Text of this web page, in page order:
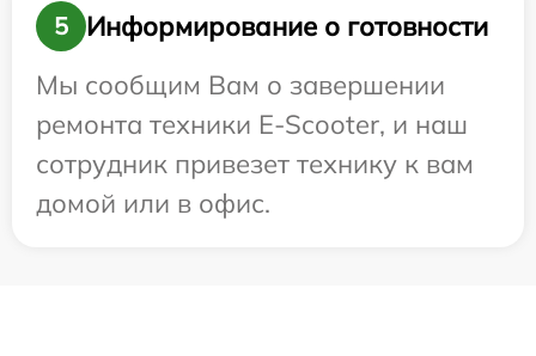
5
Информирование о готовности
Мы сообщим Вам о завершении
ремонта техники E-Scooter, и наш
сотрудник привезет технику к вам
домой или в офис.